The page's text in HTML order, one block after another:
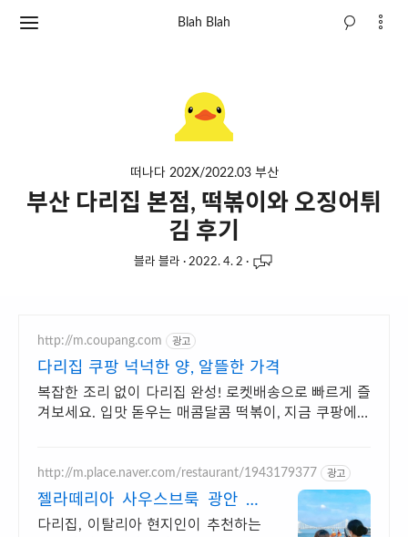
Blah Blah
떠나다 202X/2022.03 부산
부산 다리집 본점, 떡볶이와 오징어튀
김 후기
블라 블라 · 2022. 4. 2 ·
http://m.coupang.com 광고
다리집 쿠팡 넉넉한 양, 알뜰한 가격
복잡한 조리 없이 다리집 완성! 로켓배송으로 빠르게 즐
겨보세요. 입맛 돋우는 매콤달콤 떡볶이, 지금 쿠팡에서
http://m.place.naver.com/restaurant/1943179377 광고
젤라떼리아 사우스브룩 광안 이
탈리아에서 먹은 바로 그맛
다리집, 이탈리아 현지인이 추천하는